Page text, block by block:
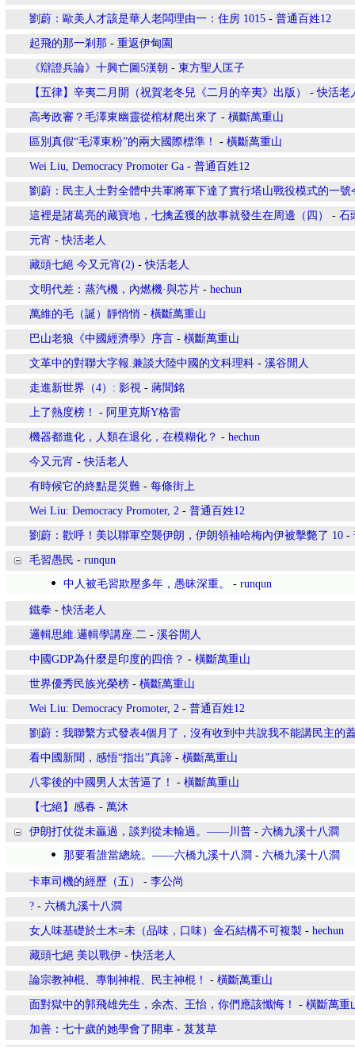
劉蔚：歐美人才該是華人老闆理由一：住房 1015 - 普通百姓12
起飛的那一剎那 - 重返伊甸園
《辯證兵論》十興亡圖5漢朝 - 東方聖人匡子
【五律】辛夷二月開（祝賀老冬兒《二月的辛夷》出版） -快活老
高考政審？毛澤東幽靈從棺材爬出來了 - 橫斷萬重山
區別真假“毛澤東粉”的兩大國際標準！ - 橫斷萬重山
Wei Liu, Democracy Promoter Ga - 普通百姓12
劉蔚：民主人士對全體中共軍將軍下達了實行塔山戰役模式的一號
這裡是諸葛亮的藏寶地，七擒孟獲的故事就發生在周邊（四） - 石
元宵 -快活老人
藏頭七絕 今又元宵(2) -快活老人
文明代差：蒸汽機，內燃機·與芯片 - hechun
萬維的毛（誕）靜悄悄 - 橫斷萬重山
巴山老狼《中國經濟學》序言 - 橫斷萬重山
文革中的對聯大字報.兼談大陸中國的文科理科 - 溪谷閒人
走進新世界（4）: 影視 - 蔣聞銘
上了熱度榜！ - 阿里克斯Y格雷
機器都進化，人類在退化，在模糊化？ - hechun
今又元宵 -快活老人
有時候它的終點是災難 - 每條街上
Wei Liu: Democracy Promoter, 2 - 普通百姓12
劉蔚：歡呼！美以聯軍空襲伊朗，伊朗領袖哈梅內伊被擊斃了 10 -
毛習愚民 - runqun
中人被毛習欺壓多年，愚昧深重。
- runqun
鐵拳 -快活老人
邏輯思維.邏輯學講座.二 - 溪谷閒人
中國GDP為什麼是印度的四倍？ - 橫斷萬重山
世界優秀民族光榮榜 - 橫斷萬重山
Wei Liu: Democracy Promoter, 2 - 普通百姓12
劉蔚：我聯繫方式發表4個月了，沒有收到中共說我不能講民主的
看中國新聞，感悟“指出”真諦 - 橫斷萬重山
八零後的中國男人太苦逼了！ - 橫斷萬重山
【七絕】感春 - 萬沐
伊朗打仗從未贏過，談判從未輸過。——川普 - 六橋九溪十八澗
那要看誰當總統。——六橋九溪十八澗 - 六橋九溪十八澗
卡車司機的經歷（五） - 李公尚
? - 六橋九溪十八澗
女人味基礎於土木=未（品味，口味）金石結構不可複製 - hechun
藏頭七絕 美以戰伊 -快活老人
論宗教神棍、專制神棍、民主神棍！ - 橫斷萬重山
面對獄中的郭飛雄先生，余杰、王怡，你們應該懺悔！ - 橫斷萬重
加善：七十歲的她學會了開車 - 芨芨草